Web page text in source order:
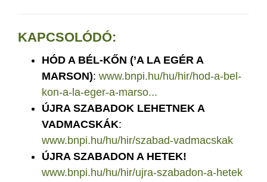
KAPCSOLÓDÓ:
HÓD A BÉL-KŐN (’A LA EGÉR A
MARSON): www.bnpi.hu/hu/hir/hod-a-bel-
kon-a-la-eger-a-marso...
ÚJRA SZABADOK LEHETNEK A
VADMACSKÁK:
www.bnpi.hu/hu/hir/szabad-vadmacskak
ÚJRA SZABADON A HETEK!
www.bnpi.hu/hu/hir/ujra-szabadon-a-hetek